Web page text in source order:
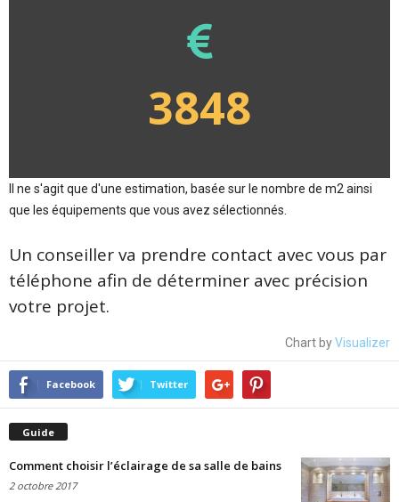
3848
Il ne s'agit que d'une estimation, basée sur le nombre de m2 ainsi
que les équipements que vous avez sélectionnés.
Un conseiller va prendre contact avec vous par
téléphone afin de déterminer avec précision
votre projet.
Chart byVisualizer
Facebook Twitter
Guide
Comment choisir l’éclairage de sa salle de bains
2 octobre 2017